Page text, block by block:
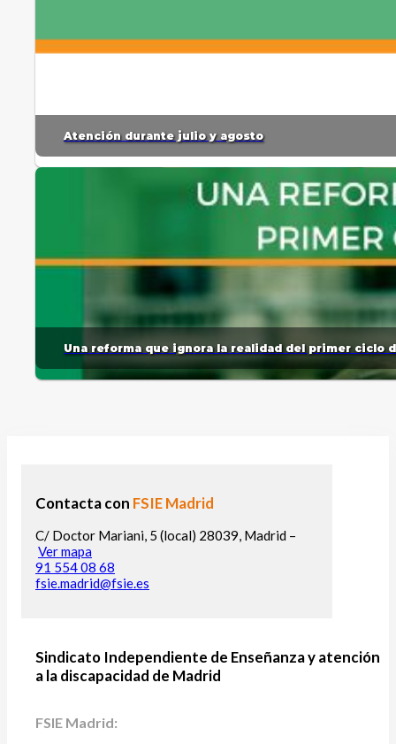
Atención durante julio y agosto
Una reforma que ignora la realidad del primer ciclo
Contacta con FSIE Madrid
C/ Doctor Mariani, 5 (local) 28039, Madrid –
Ver mapa
91 554 08 68
fsie.madrid@fsie.es
Sindicato Independiente de Enseñanza y atención
a la discapacidad de Madrid
FSIE Madrid: